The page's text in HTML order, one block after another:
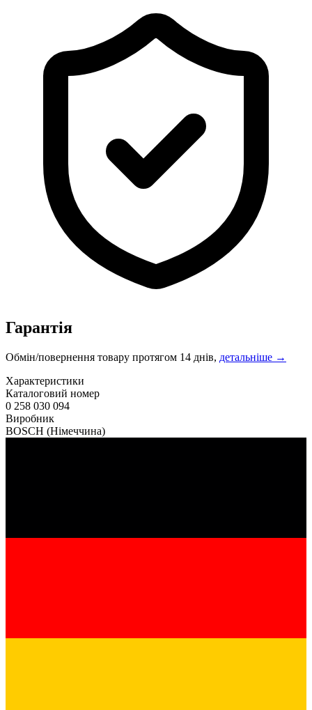
Гарантія
Обмін/повернення товару протягом 14 днів, детальніше →
Характеристики
Каталоговий номер
0 258 030 094
Виробник
BOSCH (Німеччина)